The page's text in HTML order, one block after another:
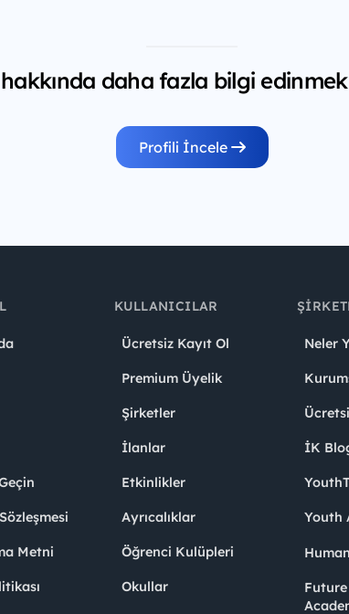
daha fazla bilgi
Profili İncele
Metni
KULLANICILAR
Ücretsiz Kayıt Ol
Premium Üyelik
Şirketler
İlanlar
Etkinlikler
Ayrıcalıklar
Öğrenci Kulüpleri
Okullar
Neler
İK
Youth